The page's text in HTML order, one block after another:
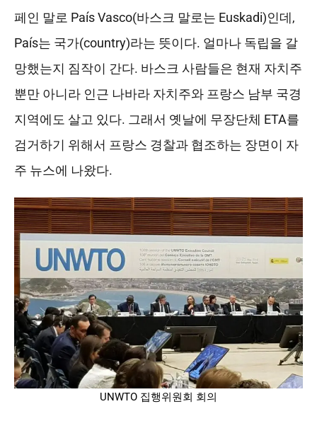
페인 말로 País Vasco(바스크 말로는 Euskadi)인데,
País는 국가(country)라는 뜻이다. 얼마나 독립을 갈
망했는지 짐작이 간다. 바스크 사람들은 현재 자치주
뿐만 아니라 인근 나바라 자치주와 프랑스 남부 국경
지역에도 살고 있다. 그래서 옛날에 무장단체 ETA를
검거하기 위해서 프랑스 경찰과 협조하는 장면이 자
주 뉴스에 나왔다.
UNWTO 집행위원회 회의